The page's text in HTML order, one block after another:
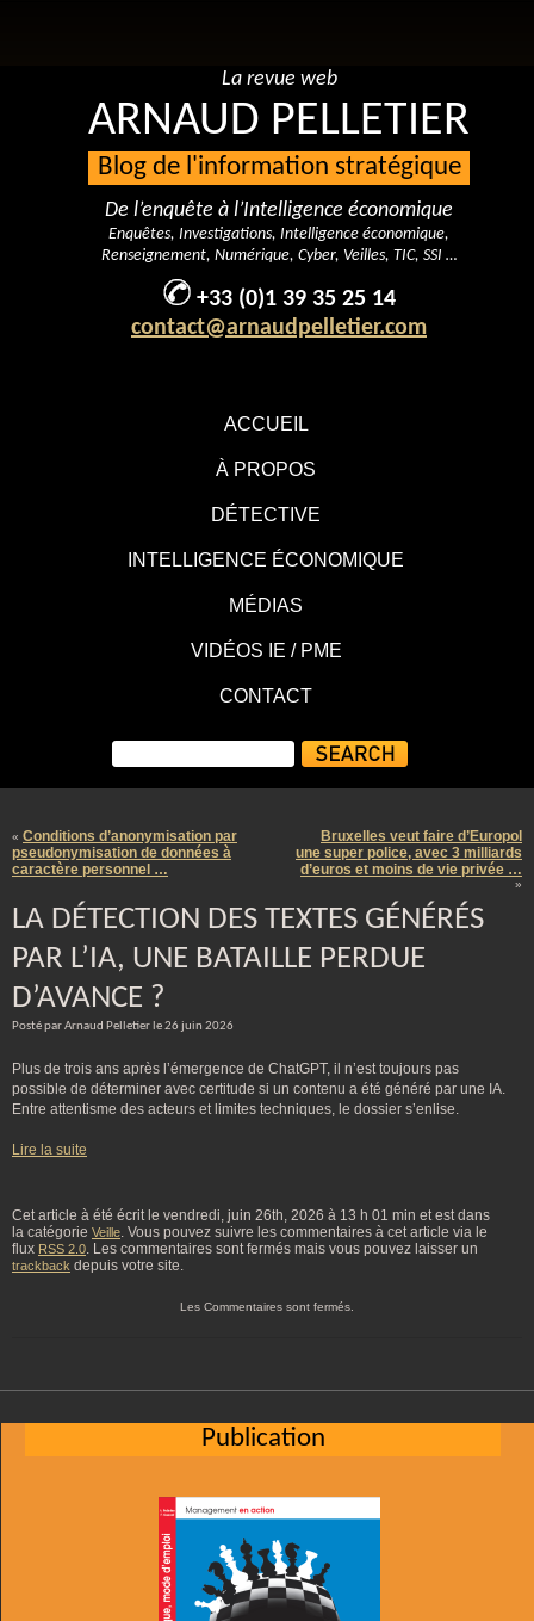
ACCUEIL
À PROPOS
DÉTECTIVE
INTELLIGENCE ÉCONOMIQUE
MÉDIAS
VIDÉOS IE / PME
CONTACT
La revue web
ARNAUD PELLETIER
Blog de l'information stratégique
De l’enquête à l’Intelligence économique
Enquêtes, Investigations, Intelligence économique,
Renseignement, Numérique, Cyber, Veilles, TIC, SSI …
+33 (0)1 39 35 25 14
contact@arnaudpelletier.com
« Conditions d’anonymisation par
pseudonymisation de données à
caractère personnel …
Bruxelles veut faire d’Europol
une super police, avec 3 milliards
d’euros et moins de vie privée …
»
LA DÉTECTION DES TEXTES GÉNÉRÉS
PAR L’IA, UNE BATAILLE PERDUE
D’AVANCE ?
Posté par Arnaud Pelletier le 26 juin 2026
Plus de trois ans après l’émergence de ChatGPT, il n’est toujours pas
possible de déterminer avec certitude si un contenu a été généré par une IA.
Entre attentisme des acteurs et limites techniques, le dossier s’enlise.
Lire la suite
Cet article à été écrit le vendredi, juin 26th, 2026 à 13 h 01 min et est dans
la catégorie Veille. Vous pouvez suivre les commentaires à cet article via le
flux RSS 2.0. Les commentaires sont fermés mais vous pouvez laisser un
trackback depuis votre site.
Les Commentaires sont fermés.
Publication